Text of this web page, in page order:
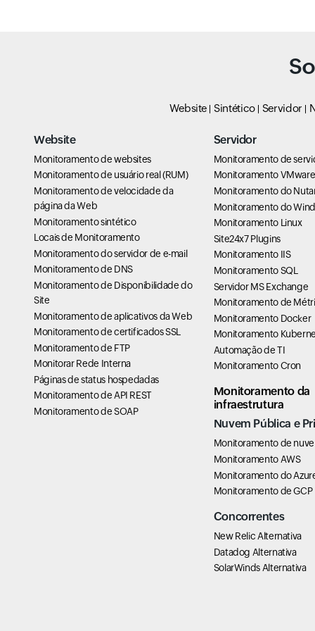
Website Sintético Servidor
Website
Monitoramento de websites
Monitoramento de usuário real (RUM)
Monitoramento de velocidade da
página da Web
Monitoramento sintético
Locais de Monitoramento
Monitoramento do servidor de e-mail
Monitoramento de DNS
Monitoramento de Disponibilidade do
Site
Monitoramento de aplicativos da Web
Monitoramento de certificados SSL
Monitoramento de FTP
Monitorar Rede Interna
Páginas de status hospedadas
Monitoramento de API REST
Monitoramento de SOAP
Servidor
Monitoramento de
Monitoramento VMware
Monitoramento do
Monitoramento do
Monitoramento Linux
Site24x7 Plugins
Monitoramento IIS
Monitoramento SQL
Servidor MS Exchange
Monitoramento de
Monitoramento Docker
Monitoramento
Automação de TI
Monitoramento Cron
Monitoramento da
infraestrutura
Nuvem Pública e
Monitoramento de
Monitoramento AWS
Monitoramento do
Monitoramento de GCP
Concorrentes
New Relic Alternativa
Datadog Alternativa
SolarWinds Alternativa